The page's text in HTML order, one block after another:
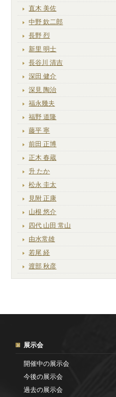
直木 美佐
中野 欽二郎
長野 烈
新里 明士
長谷川 清吉
深田 健介
深見 陶治
福永幾夫
福野 道隆
藤平 寧
前田 正博
正木 春蔵
升 たか
松永 圭太
見附 正康
山根 悠介
四代 山田 常山
由水常雄
若尾 経
渡部 秋彦
展示会
開催中の展示会
今後の展示会
過去の展示会